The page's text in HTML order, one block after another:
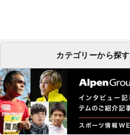
カテゴリーから探す